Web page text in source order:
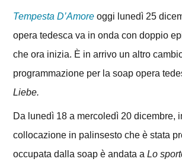
Tempesta D’Amore oggi lunedì 25
opera tedesca va in onda con doppio
che ora inizia. È in arrivo un altro
programmazione per la soap opera
Liebe.
Da lunedì 18 a mercoledì 20 dicembre,
collocazione in palinsesto che è stata
occupata dalla soap è andata aLo